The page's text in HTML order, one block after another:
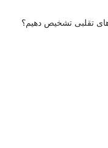
تقلبی تشخیص دهیم؟